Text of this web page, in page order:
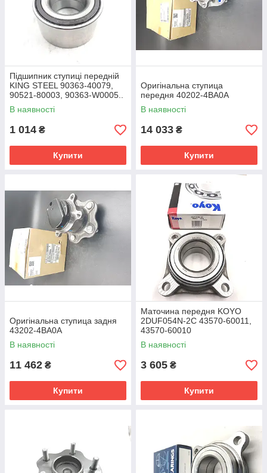
Підшипник ступиці передній
KING STEEL 90363-40079,
90521-80003, 90363-W0005..
В наявності
1 014 ₴
Купити
Оригінальна ступица
передня 40202-4BA0A
В наявності
14 033 ₴
Купити
Оригінальна ступица задня
43202-4BA0A
В наявності
11 462 ₴
Купити
Маточина передня KOYO
2DUF054N-2C 43570-60011,
43570-60010
В наявності
3 605 ₴
Купити